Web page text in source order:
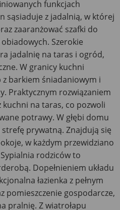
funkcjach
sąsiaduje z jadalnią, w której
zaaranżować szafki do
Szerokie
jadalnię na taras i ogród,
W granicy kuchni
z barkiem śniadaniowym i
Praktycznym rozwiązaniem
na taras, co pozwoli
potrawy. W głębi domu
prywatną. Znajdują się
w każdym przewidziano
rodziców to
Dopełnieniem układu
łazienka z pełnym
pomieszczenie gospodarcze,
pralnię. Z wiatrołapu